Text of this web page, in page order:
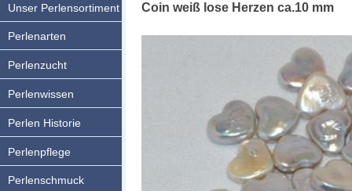
Unser Perlensortiment
Perlenarten
Perlenzucht
Perlenwissen
Perlen Historie
Perlenpflege
Perlenschmuck
Coin weiß lose Herzen ca.10 mm